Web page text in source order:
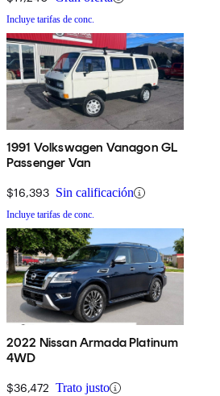
Incluye tarifas de conc.
1991 Volkswagen Vanagon GL
Passenger Van
$16,393 Sin calificación
Incluye tarifas de conc.
2022 Nissan Armada Platinum
4WD
$36,472 Trato justo